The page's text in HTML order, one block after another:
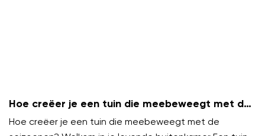
Hoe creëer je een tuin die meebeweegt met de
seizoenen?
Hoe creëer je een tuin die meebeweegt met de